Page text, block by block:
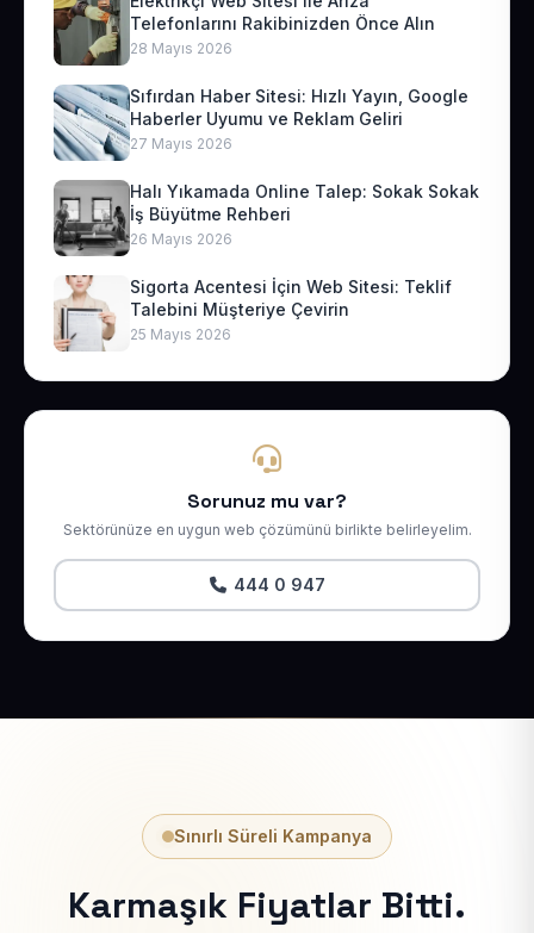
Telefonlarını Rakibinizden Önce Alın
28 Mayıs 2026
Sıfırdan Haber Sitesi: Hızlı Yayın, Google
Haberler Uyumu ve Reklam Geliri
27 Mayıs 2026
Halı Yıkamada Online Talep: Sokak Sokak
İş Büyütme Rehberi
26 Mayıs 2026
Sigorta Acentesi İçin Web Sitesi: Teklif
Talebini Müşteriye Çevirin
25 Mayıs 2026
Sorunuz mu var?
Sektörünüze en uygun web çözümünü birlikte belirleyelim.
444 0 947
Sınırlı Süreli Kampanya
Karmaşık Fiyatlar Bitti.